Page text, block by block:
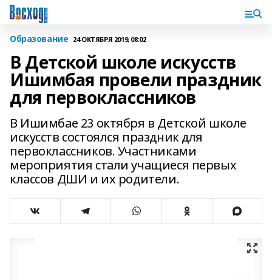
Образование 24 ОКТЯБРЯ 2019, 08:02
В Детской школе искусств
Ишимбая провели праздник
для первоклассников
В Ишимбае 23 октября в Детской школе
искусств состоялся праздник для
первоклассников. Участниками
мероприятия стали учащиеся первых
классов ДШИ и их родители.